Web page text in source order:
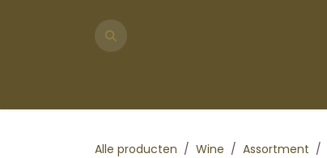
Alle producten Wine Assortment